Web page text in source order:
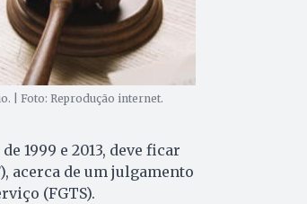
| Foto: Reprodução internet.
1999 e 2013, deve ficar
acerca de um julgamento
(FGTS).